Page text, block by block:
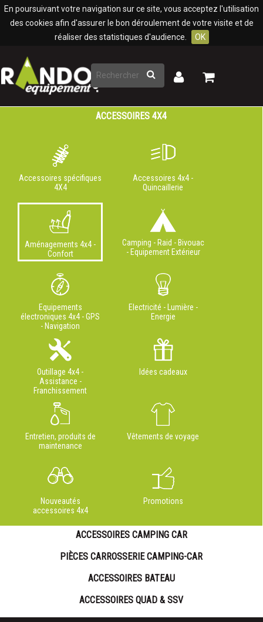
En poursuivant votre navigation sur ce site, vous acceptez l'utilisation
des cookies afin d'assurer le bon déroulement de votre visite et de
réaliser des statistiques d'audience.
OK
Rechercher
Mon
Mon
ACCESSOIRES 4X4
Accessoires spécifiques
4X4
Accessoires 4x4 -
Quincaillerie
Aménagements 4x4 -
Confort
Camping - Raid - Bivouac
- Equipement Extérieur
Equipements
électroniques 4x4 - GPS
- Navigation
Electricité - Lumière -
Energie
Outillage 4x4 -
Assistance -
Franchissement
Idées cadeaux
Entretien, produits de
maintenance
Vêtements de voyage
Nouveautés
accessoires 4x4
Promotions
ACCESSOIRES CAMPING CAR
PIÈCES CARROSSERIE CAMPING-CAR
ACCESSOIRES BATEAU
ACCESSOIRES QUAD & SSV
Panneau de gestion des cookies